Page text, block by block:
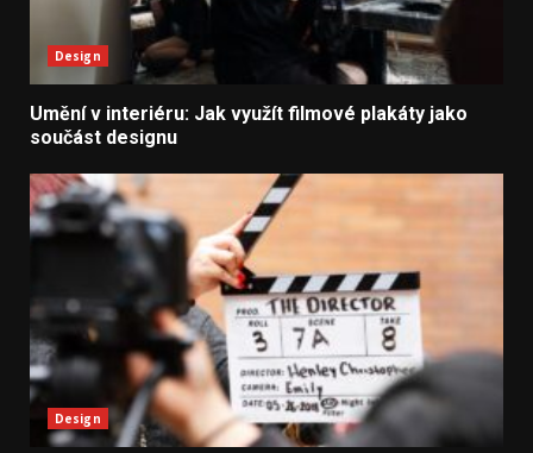
Design
Umění v interiéru: Jak využít filmové plakáty jako
součást designu
Design